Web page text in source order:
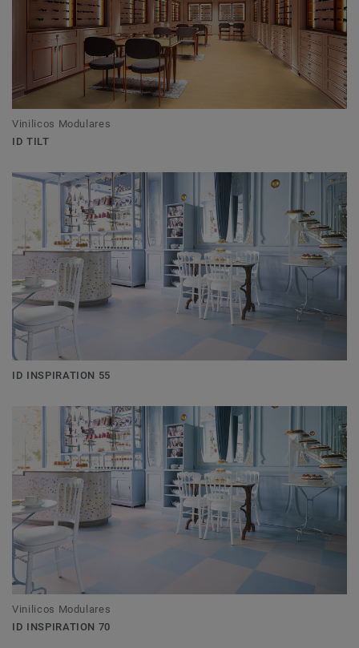
Vinilicos Modulares
ID TILT
ID INSPIRATION 55
Vinilicos Modulares
ID INSPIRATION 70